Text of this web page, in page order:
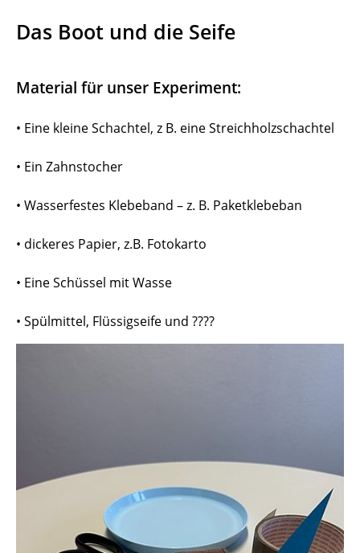
Das Boot und die Seife
Material für unser Experiment:
• Eine kleine Schachtel, z B. eine Streichholzschachtel
• Ein Zahnstocher
• Wasserfestes Klebeband – z. B. Paketklebeban
• dickeres Papier, z.B. Fotokarto
• Eine Schüssel mit Wasse
• Spülmittel, Flüssigseife und ????